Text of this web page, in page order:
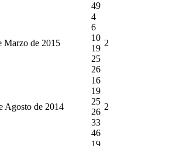
49
Marzo de 2015
4
6
10
19
25
26
2
Agosto de 2014
16
19
25
26
33
46
2
19